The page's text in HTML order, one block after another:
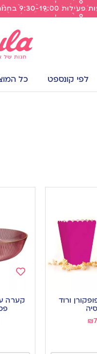
19:00 בחנות | משלוח חינם מעל 299 ש"ח
לפי קונספט כל
ורוד
₪
to
wishlist
קערה
פס